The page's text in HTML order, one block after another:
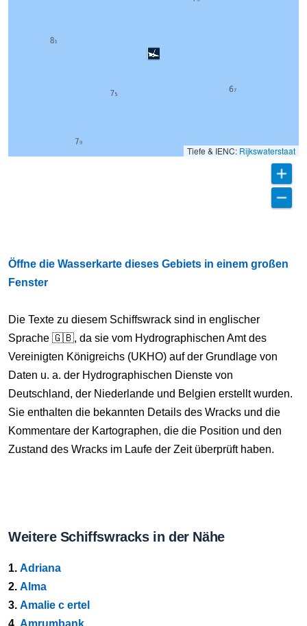
Tiefe & IENC: Rijkswaterstaat
Öffne die Wasserkarte dieses Gebiets in einem großen
Fenster
Die Texte zu diesem Schiffswrack sind in englischer
Sprache 🇬🇧, da sie vom Hydrographischen Amt des
Vereinigten Königreichs (UKHO) auf der Grundlage von
Daten u. a. der Hydrographischen Dienste von
Deutschland, der Niederlande und Belgien erstellt wurden.
Sie enthalten die bekannten Details des Wracks und die
Kommentare der Kartographen, die die Position und den
Zustand des Wracks im Laufe der Zeit überprüft haben.
Weitere Schiffswracks in der Nähe
1. Adriana
2. Alma
3. Amalie c ertel
4. Amrumbank